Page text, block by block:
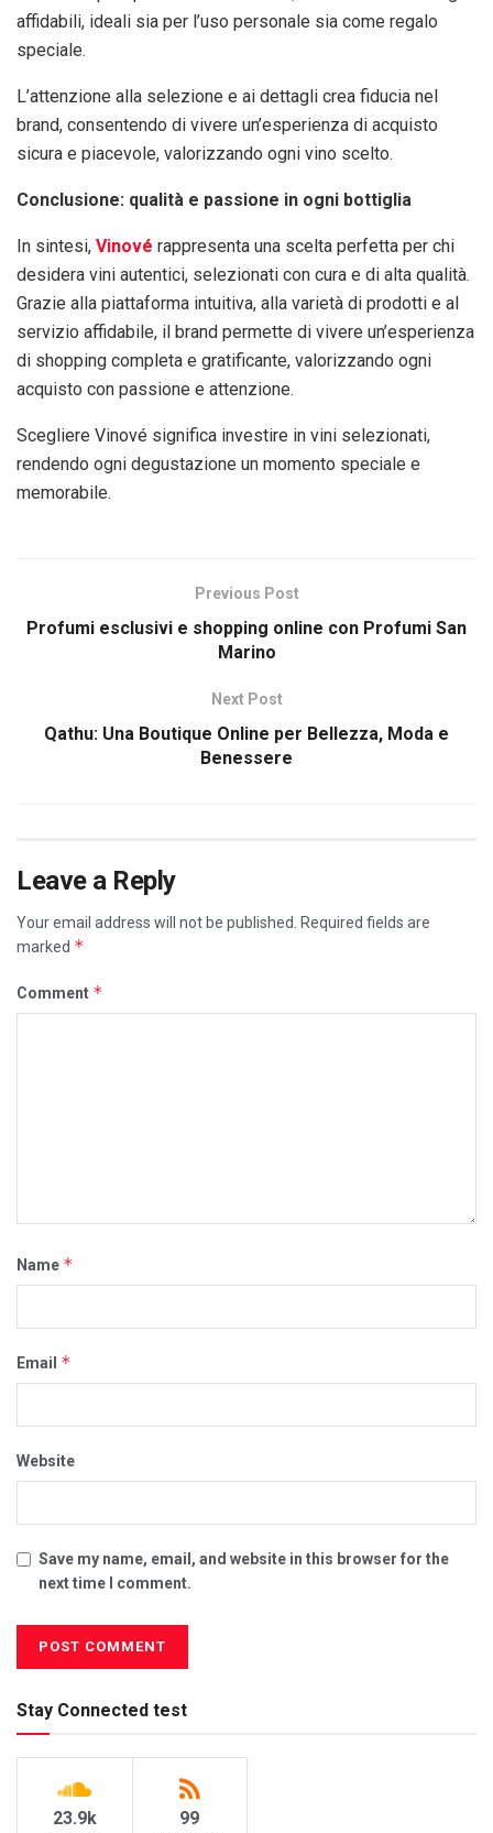
affidabili, ideali sia per l’uso personale sia come regalo
speciale.
L’attenzione alla selezione e ai dettagli crea fiducia nel
brand, consentendo di vivere un’esperienza di acquisto
sicura e piacevole, valorizzando ogni vino scelto.
Conclusione: qualità e passione in ogni bottiglia
In sintesi, Vinové rappresenta una scelta perfetta per chi
desidera vini autentici, selezionati con cura e di alta qualità.
Grazie alla piattaforma intuitiva, alla varietà di prodotti e al
servizio affidabile, il brand permette di vivere un’esperienza
di shopping completa e gratificante, valorizzando ogni
acquisto con passione e attenzione.
Scegliere Vinové significa investire in vini selezionati,
rendendo ogni degustazione un momento speciale e
memorabile.
Previous Post
Profumi esclusivi e shopping online con Profumi San
Marino
Next Post
Qathu: Una Boutique Online per Bellezza, Moda e
Benessere
Leave a Reply
Your email address will not be published.
Required fields are
marked *
Comment *
Name *
Email *
Website
Save my name, email, and website in this browser for the
next time I comment.
Stay Connected test
23.9k 99